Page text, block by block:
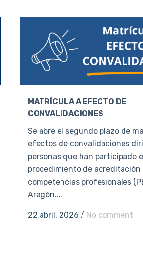
MATRÍCULA A EFECTO DE
CONVALIDACIONES
Se abre el segundo plazo de
efectos de convalidaciones
personas que han participado
procedimiento de acreditación
competencias profesionales
Aragón....
22 abril, 2026 / No comment